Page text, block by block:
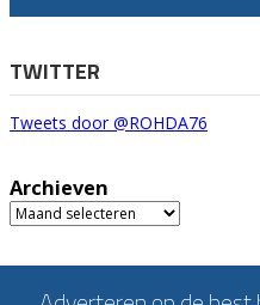
TWITTER
Tweets door @ROHDA76
Archieven
Archieven